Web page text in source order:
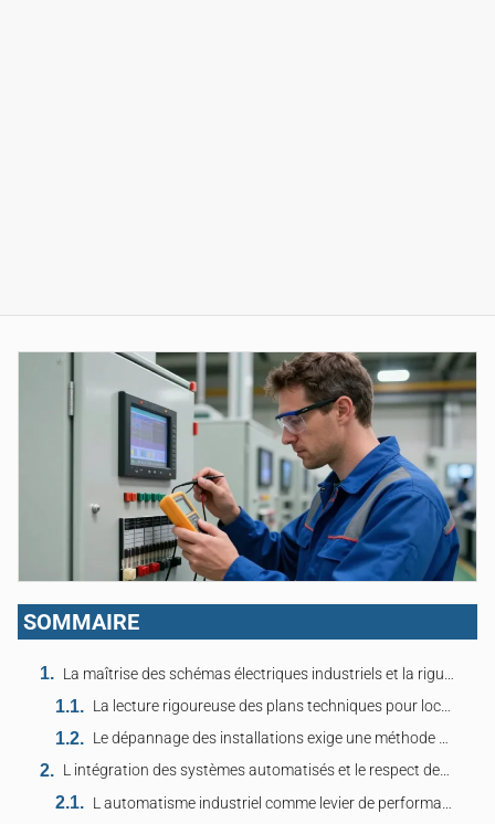
SOMMAIRE
La maîtrise des schémas électriques industriels et la rigueur du diagnostic technique
La lecture rigoureuse des plans techniques pour localiser les défaillances du réseau
Le dépannage des installations exige une méthode d analyse logique sous pression
L intégration des systèmes automatisés et le respect des protocoles de sécurité critiques
L automatisme industriel comme levier de performance pour les lignes de production